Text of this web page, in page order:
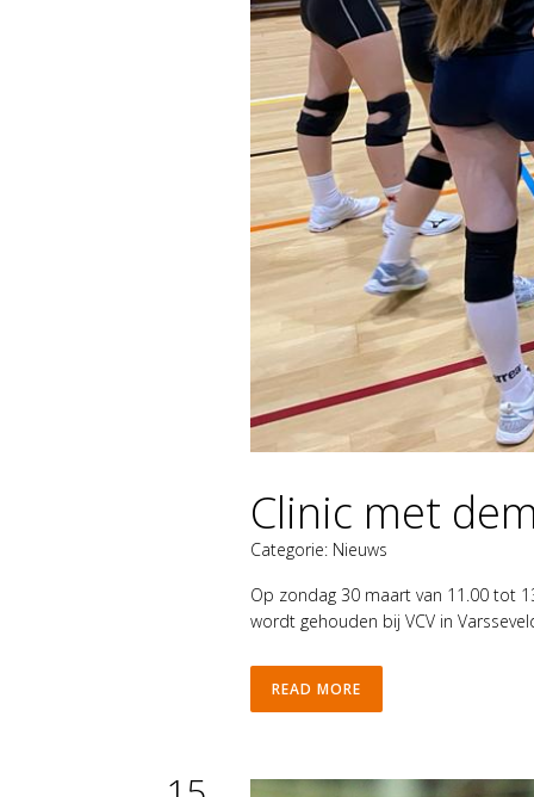
Clinic met
Categorie: Nieuws
Op zondag 30 maart van 11.00 tot
wordt gehouden bij VCV in
READ MORE